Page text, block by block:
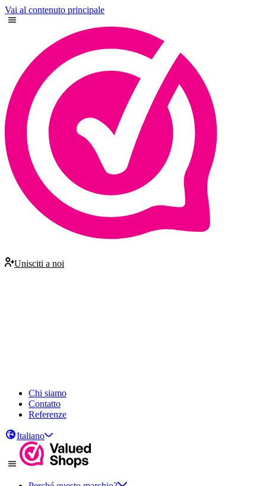
Vai al contenuto principale
Unisciti a noi
Chi siamo
Contatto
Referenze
Italiano